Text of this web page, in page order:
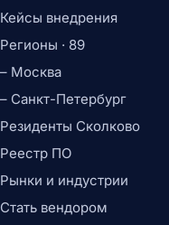
Кейсы внедрения
Регионы · 89
– Москва
– Санкт-Петербург
Резиденты Сколково
Реестр ПО
Рынки и индустрии
Стать вендором